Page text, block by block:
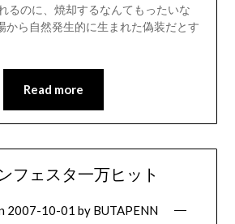
るのに、焼却するなんてもったいな
から自然発生的に生まれた偽装だとす
Read more
フェスタ一万ヒット
2007-10-01 by BUTAPENN